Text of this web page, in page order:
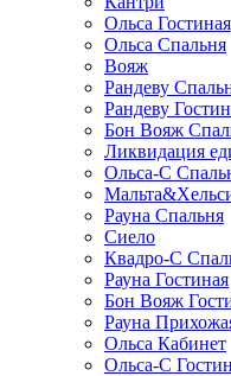
Ольса Гостиная
Ольса Спальня
Вояж
Рандеву
Рандеву
Бон Вояж
Ликвидация
Ольса-С
Рауна Спальня
Сиело
Квадро-С
Рауна Гостиная
Бон Вояж
Рауна
Ольса Кабинет
Ольса-С